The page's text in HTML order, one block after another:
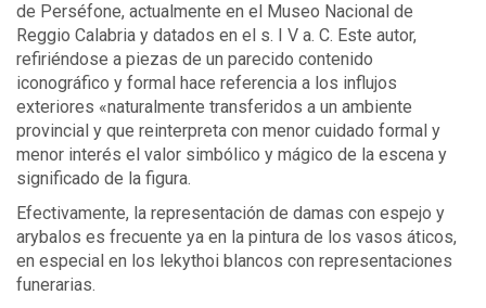
de Perséfone, actualmente en el Museo Nacional de
Reggio Calabria y datados en el s. I V a. C. Este autor,
refiriéndose a piezas de un parecido contenido
iconográfico y formal hace referencia a los influjos
exteriores «naturalmente transferidos a un ambiente
provincial y que reinterpreta con menor cuidado formal y
menor interés el valor simbólico y mágico de la escena y
significado de la figura.
Efectivamente, la representación de damas con espejo y
arybalos es frecuente ya en la pintura de los vasos áticos,
en especial en los lekythoi blancos con representaciones
funerarias.